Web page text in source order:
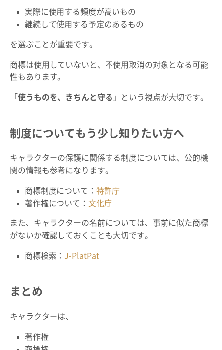
実際に使用する頻度が高いもの
継続して使用する予定のあるもの
を選ぶことが重要です。
商標は使用していないと、不使用取消の対象となる可能
性もあります。
「 使うものを、きちんと守る 」という視点が大切です。
制度についてもう少し知りたい方へ
キャラクターの保護に関係する制度については、公的機
関の情報も参考になります。
商標制度について： 特許庁
著作権について： 文化庁
また、キャラクターの名前については、事前に似た商標
がないか確認しておくことも大切です。
商標検索： J-PlatPat
まとめ
キャラクターは、
著作権